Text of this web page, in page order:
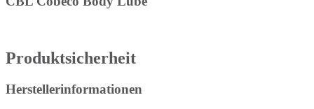
Produktsicherheit
Herstellerinformationen